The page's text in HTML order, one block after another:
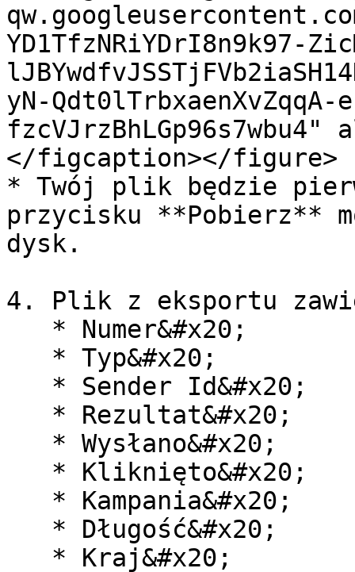
YD1TfzNRiYDrI8n9k97-
yN-Qdt0lTrbxaenXvZqqA-
</figcaption></figure>
* Twój plik będzie
przycisku **Pobierz**
dysk.
4. Plik z eksportu